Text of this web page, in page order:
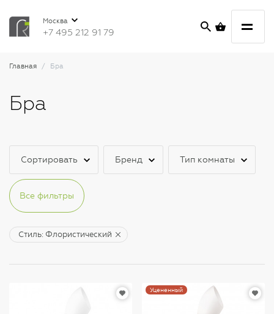
Москва
+7 495 212 91 79
Главная Бра
Бра
Сортировать Бренд Тип комнаты
Все фильтры
Стиль: Флористический
Уцененный